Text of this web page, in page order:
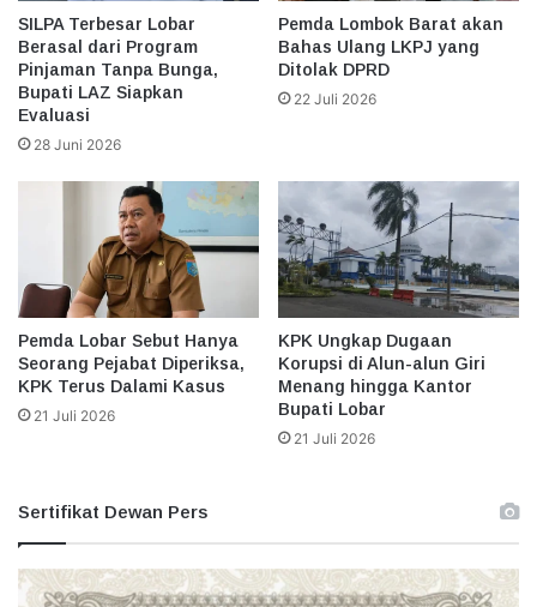
SILPA Terbesar Lobar
Berasal dari Program
Pinjaman Tanpa Bunga,
Bupati LAZ Siapkan
Evaluasi
28 Juni 2026
Pemda Lombok Barat akan
Bahas Ulang LKPJ yang
Ditolak DPRD
22 Juli 2026
Pemda Lobar Sebut Hanya
Seorang Pejabat Diperiksa,
KPK Terus Dalami Kasus
21 Juli 2026
KPK Ungkap Dugaan
Korupsi di Alun-alun Giri
Menang hingga Kantor
Bupati Lobar
21 Juli 2026
Sertifikat Dewan Pers